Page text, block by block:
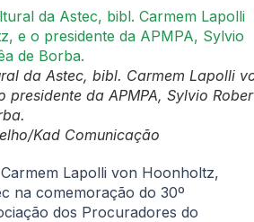
da Astec, bibl. Carmem Lapolli
presidente da APMPA, Sylvio
de Borba.
Kad Comunicação
Lapolli von Hoonholtz,
na comemoração do 30º
dos Procuradores do